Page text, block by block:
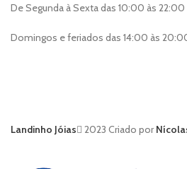
De Segunda à Sexta das 10:00 às 22:00
Domingos e feriados das 14:00 às
Landinho Jóias 2023 Criado por